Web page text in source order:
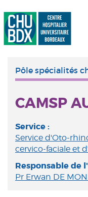
Pôle spécialités
CAMSP
Service :
Service d'Oto-
cervico-faciale et
Responsable de
Pr Erwan DE